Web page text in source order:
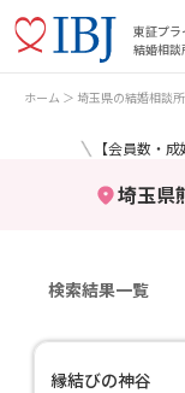
東証プラ
結婚相
ホーム 埼玉県の結婚相談所
＼ 【会員数・
埼玉県
検索結果一覧
縁結びの神谷